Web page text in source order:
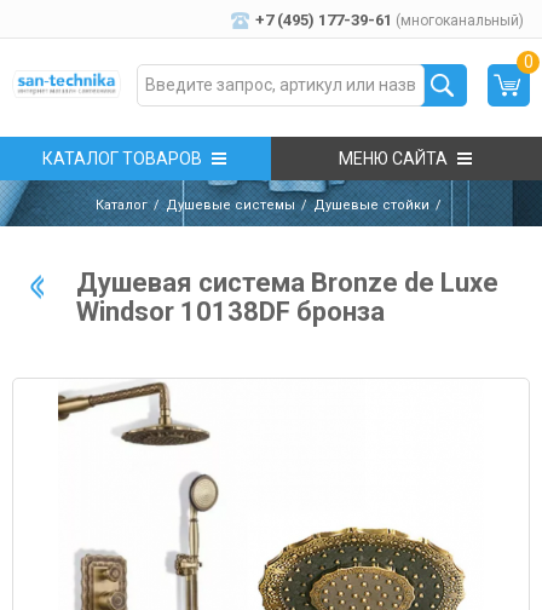
+7 (495) 177-39-61 (многоканальный)
0
КАТАЛОГ ТОВАРОВ МЕНЮ САЙТА
Каталог Душевые системы Душевые стойки
Душевая система Bronze de Luxe
Windsor 10138DF бронза